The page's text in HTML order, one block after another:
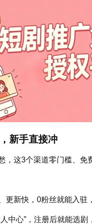
新手直接冲
，这3个渠道零门槛、
更新快，0粉丝就能入驻
中心”，注册后就能选